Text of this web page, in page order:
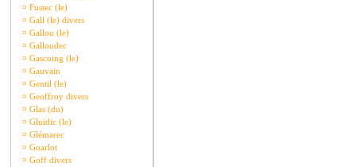
¤ Fustec (le)
¤ Gall (le) divers
¤ Gallou (le)
¤ Galloudec
¤ Gascoing (le)
¤ Gauvain
¤ Gentil (le)
¤ Geoffroy divers
¤ Glas (du)
¤ Gluidic (le)
¤ Glémarec
¤ Goarlot
¤ Goff divers